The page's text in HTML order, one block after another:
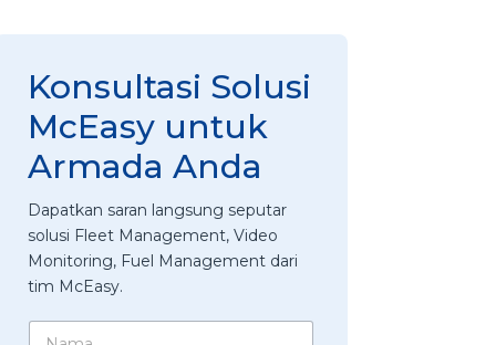
Konsultasi Solusi
McEasy untuk
Armada Anda
Dapatkan saran langsung seputar
solusi Fleet Management, Video
Monitoring, Fuel Management dari
tim McEasy.
N